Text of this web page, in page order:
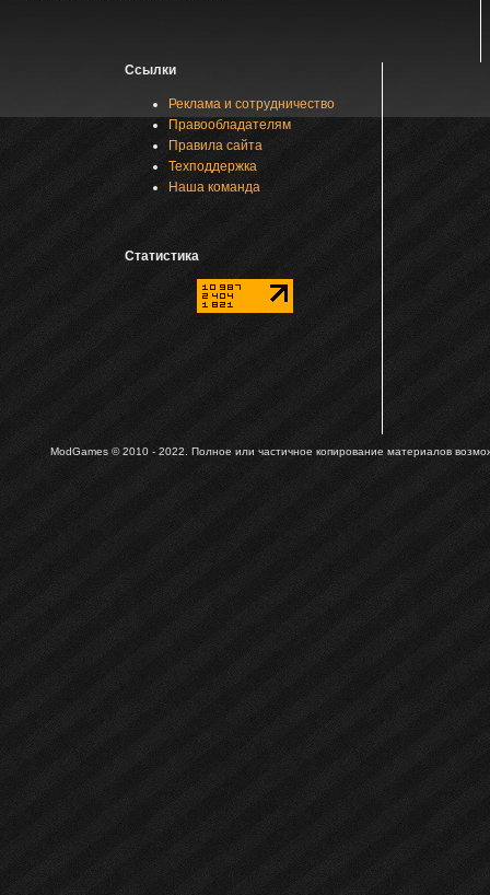
Ссылки
Реклама и сотрудничество
Правообладателям
Правила сайта
Техподдержка
Наша команда
Статистика
ModGames © 2010 - 2022. Полное или частичное копирование материалов